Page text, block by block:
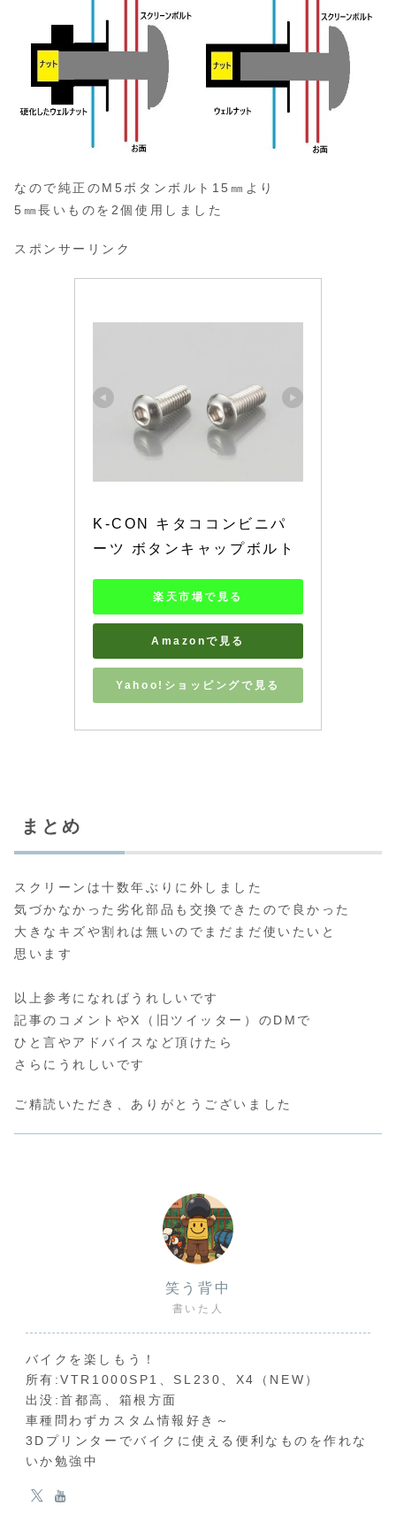
なので純正のM5ボタンボルト15㎜より
5㎜長いものを2個使用しました
スポンサーリンク
K-CON キタココンビニパ
ーツ ボタンキャップボルト
楽天市場で見る
Amazonで見る
Yahoo!ショッピングで見る
まとめ
スクリーンは十数年ぶりに外しました
気づかなかった劣化部品も交換できたので良かった
大きなキズや割れは無いのでまだまだ使いたいと
思います
以上参考になればうれしいです
記事のコメントやX（旧ツイッター）のDMで
ひと言やアドバイスなど頂けたら
さらにうれしいです
ご精読いただき、ありがとうございました
笑う背中
書いた人
バイクを楽しもう！
所有:VTR1000SP1、SL230、X4（NEW）
出没:首都高、箱根方面
車種問わずカスタム情報好き～
3Dプリンターでバイクに使える便利なものを作れな
いか勉強中